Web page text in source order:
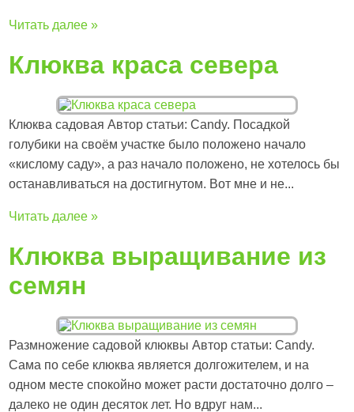
Читать далее »
Клюква краса севера
Клюква садовая Автор статьи: Candy. Посадкой
голубики на своём участке было положено начало
«кислому саду», а раз начало положено, не хотелось бы
останавливаться на достигнутом. Вот мне и не...
Читать далее »
Клюква выращивание из
семян
Размножение садовой клюквы Автор статьи: Candy.
Сама по себе клюква является долгожителем, и на
одном месте спокойно может расти достаточно долго –
далеко не один десяток лет. Но вдруг нам...